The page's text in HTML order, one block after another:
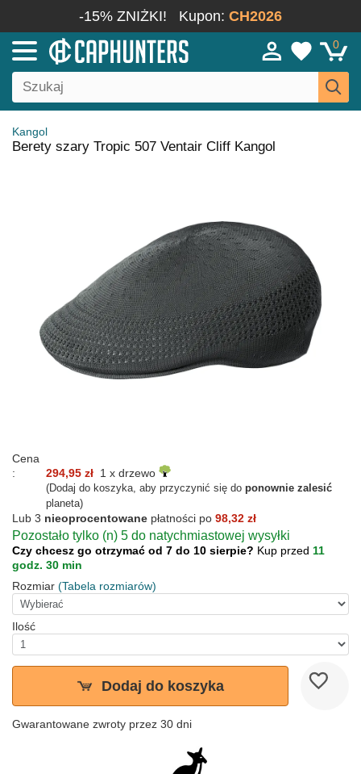
-15% ZNIŻKI! Kupon: CH2026
0
Kangol
Berety szary Tropic 507 Ventair Cliff Kangol
Cena
:
294,95 zł 1 x drzewo
(Dodaj do koszyka, aby przyczynić się do ponownie zalesić
planeta)
Lub 3 nieoprocentowane płatności po 98,32 zł
Pozostało tylko (n) 5 do natychmiastowej wysyłki
Czy chcesz go otrzymać od 7 do 10 sierpie? Kup przed 11
godz. 30 min
Rozmiar (Tabela rozmiarów)
Ilość
Dodaj do koszyka
Gwarantowane zwroty przez 30 dni